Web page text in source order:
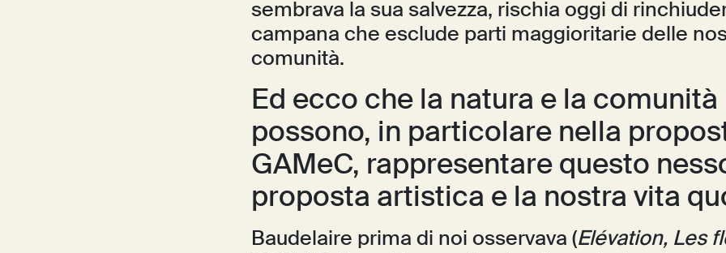
sembrava la sua salvezza, rischia oggi di
campana che esclude parti maggioritarie delle
comunità.
Ed ecco che la natura e la comunità
possono, in particolare nella
GAMeC, rappresentare questo
proposta artistica e la nostra vita
Baudelaire prima di noi osservava (Elévation, Les